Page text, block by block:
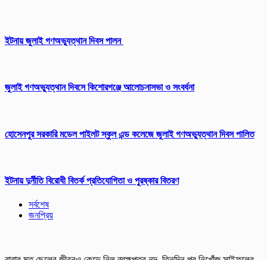
ইটনায় জুলাই গণঅভ্যুত্থান দিবস পালন
জুলাই গণঅভ্যুত্থান দিবসে কিশোরগঞ্জে আলোচনাসভা ও সংবর্ধনা
হোসেনপুর সরকারি মডেল পাইলট স্কুল এন্ড কলেজে জুলাই গণঅভ্যুত্থান দিবস পালিত
ইটনায় দুর্নীতি বিরোধী বিতর্ক প্রতিযোগিতা ও পুরষ্কার বিতরণ
সর্বশেষ
জনপ্রিয়